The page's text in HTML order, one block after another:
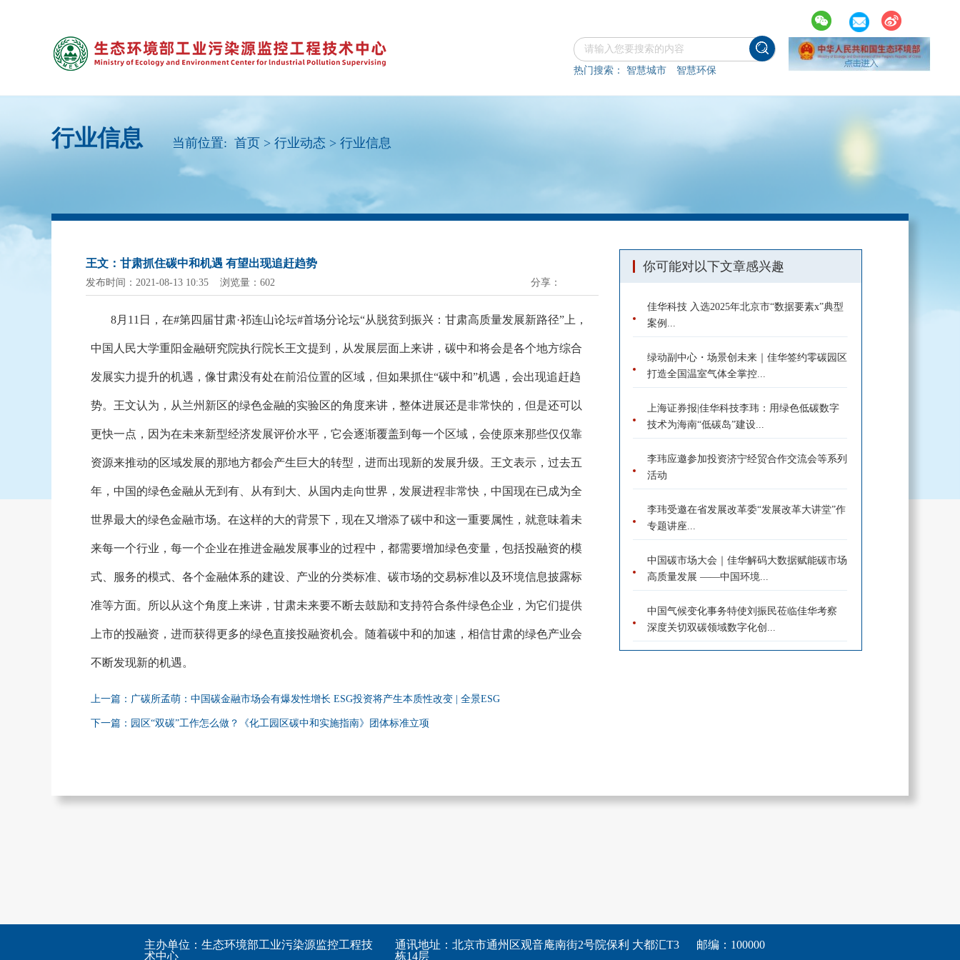
热门搜索： 智慧城市 智慧环保
行业信息 当前位置: 首页 > 行业动态 > 行业信息
王文：甘肃抓住碳中和机遇 有望出现追赶趋势
发布时间：2021-08-13 10:35 浏览量：602 分享：
8月11日，在#第四届甘肃·祁连山论坛#首场分论坛“从脱贫到振兴：甘肃高质量发展新路径”上，
中国人民大学重阳金融研究院执行院长王文提到，从发展层面上来讲，碳中和将会是各个地方综合
发展实力提升的机遇，像甘肃没有处在前沿位置的区域，但如果抓住“碳中和”机遇，会出现追赶趋
势。王文认为，从兰州新区的绿色金融的实验区的角度来讲，整体进展还是非常快的，但是还可以
更快一点，因为在未来新型经济发展评价水平，它会逐渐覆盖到每一个区域，会使原来那些仅仅靠
资源来推动的区域发展的那地方都会产生巨大的转型，进而出现新的发展升级。王文表示，过去五
年，中国的绿色金融从无到有、从有到大、从国内走向世界，发展进程非常快，中国现在已成为全
世界最大的绿色金融市场。在这样的大的背景下，现在又增添了碳中和这一重要属性，就意味着未
来每一个行业，每一个企业在推进金融发展事业的过程中，都需要增加绿色变量，包括投融资的模
式、服务的模式、各个金融体系的建设、产业的分类标准、碳市场的交易标准以及环境信息披露标
准等方面。所以从这个角度上来讲，甘肃未来要不断去鼓励和支持符合条件绿色企业，为它们提供
上市的投融资，进而获得更多的绿色直接投融资机会。随着碳中和的加速，相信甘肃的绿色产业会
不断发现新的机遇。
上一篇：广碳所孟萌：中国碳金融市场会有爆发性增长 ESG投资将产生本质性改变 | 全景ESG
下一篇：园区“双碳”工作怎么做？《化工园区碳中和实施指南》团体标准立项
你可能对以下文章感兴趣
佳华科技 入选2025年北京市“数据要素x”典型
案例...
绿动副中心・场景创未来｜佳华签约零碳园区
打造全国温室气体全掌控...
上海证券报|佳华科技李玮：用绿色低碳数字
技术为海南“低碳岛”建设...
李玮应邀参加投资济宁经贸合作交流会等系列
活动
李玮受邀在省发展改革委“发展改革大讲堂”作
专题讲座...
中国碳市场大会｜佳华解码大数据赋能碳市场
高质量发展 ——中国环境...
中国气候变化事务特使刘振民莅临佳华考察
深度关切双碳领域数字化创...
主办单位：生态环境部工业污染源监控工程技
术中心
通讯地址：北京市通州区观音庵南街2号院保利 大都汇T3
栋14层
邮编：100000